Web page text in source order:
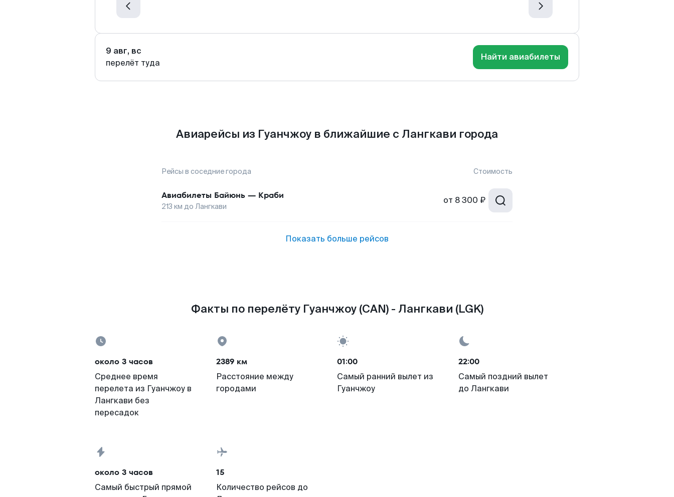
9 авг, вс
перелёт туда
Найти авиабилеты
Авиарейсы из Гуанчжоу в ближайшие с Лангкави города
Рейсы в соседние города Стоимость
Авиабилеты Байюнь — Краби
213 км до Лангкави
от 8 300 ₽
Показать больше рейсов
Факты по перелёту Гуанчжоу (CAN) - Лангкави (LGK)
около 3 часов
Среднее время
перелета из Гуанчжоу в
Лангкави без
пересадок
2389 км
Расстояние между
городами
01:00
Самый ранний вылет из
Гуанчжоу
22:00
Самый поздний вылет
до Лангкави
около 3 часов
Самый быстрый прямой
15
Количество рейсов до